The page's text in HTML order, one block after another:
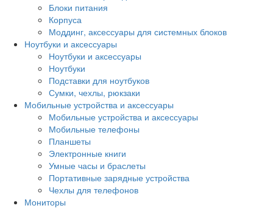
Блоки питания
Корпуса
Моддинг, аксессуары для системных блоков
Ноутбуки и аксессуары
Ноутбуки и аксессуары
Ноутбуки
Подставки для ноутбуков
Сумки, чехлы, рюкзаки
Мобильные устройства и аксессуары
Мобильные устройства и аксессуары
Мобильные телефоны
Планшеты
Электронные книги
Умные часы и браслеты
Портативные зарядные устройства
Чехлы для телефонов
Мониторы